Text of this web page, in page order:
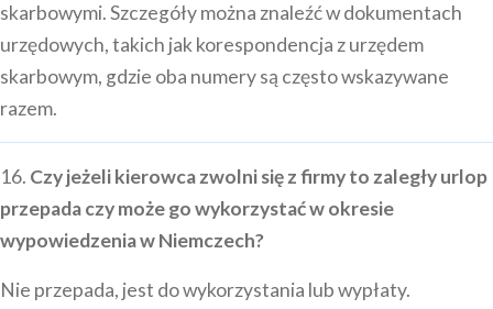
skarbowymi. Szczegóły można znaleźć w dokumentach
urzędowych, takich jak korespondencja z urzędem
skarbowym, gdzie oba numery są często wskazywane
razem.
16. Czy jeżeli kierowca zwolni się z firmy to zaległy urlop
przepada czy może go wykorzystać w okresie
wypowiedzenia w Niemczech?
Nie przepada, jest do wykorzystania lub wypłaty.